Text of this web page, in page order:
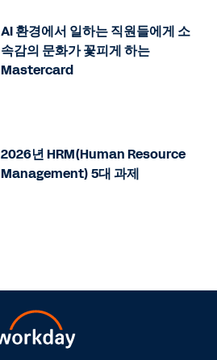
AI 환경에서 일하는 직원들에게 소
속감의 문화가 꽃피게 하는
Mastercard
2026년 HRM(Human Resource
Management) 5대 과제